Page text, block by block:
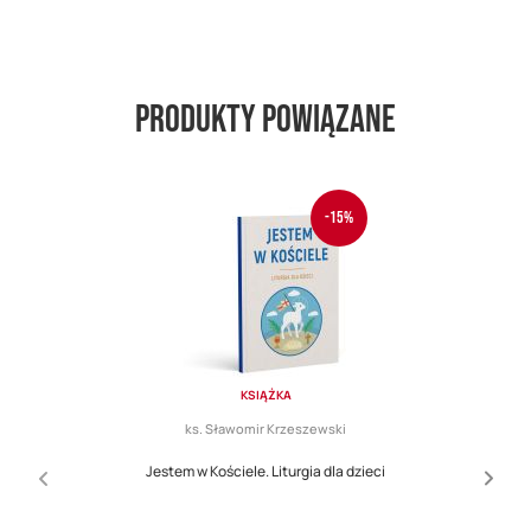
Produkty powiązane
-15%
KSIĄŻKA
ks. Sławomir Krzeszewski
Jestem w Kościele. Liturgia dla dzieci